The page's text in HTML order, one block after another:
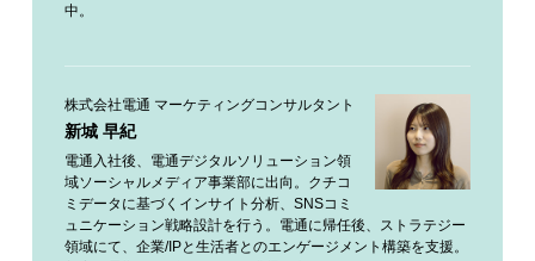
中。
株式会社電通 マーケティングコンサルタント
新城 早紀
電通入社後、電通デジタルソリューション領
域ソーシャルメディア事業部に出向。クチコ
ミデータに基づくインサイト分析、SNSコミ
ュニケーション戦略設計を行う。電通に帰任後、ストラテジー
領域にて、企業/IPと生活者とのエンゲージメント構築を支援。